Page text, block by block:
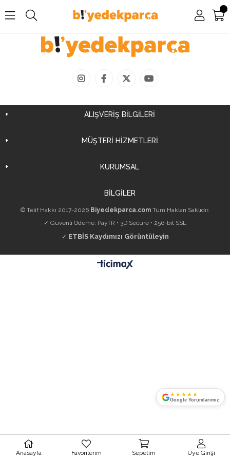
ALIŞVERİŞ BİLGİLERİ
MÜŞTERİ HİZMETLERİ
KURUMSAL
BİLGİLER
© Telif Hakkı 2017-2026 Biyedekparca.com Tüm Hakları Saklıdır.
✓ Güvenli Ödeme: PayTR • 3D Secure • 256-bit SSL
✓ ETBİS Kaydımızı Görüntüleyin
★★★★★
Google Yorumlarımız
Anasayfa Favorilerim Sepetim Üye Girişi